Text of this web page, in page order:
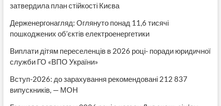
затвердила план стійкості Києва
Держенергонагляд: Оглянуто понад 11,6 тисячі
пошкоджених об’єктів електроенергетики
Виплати дітям переселенців в 2026 році- поради юридичної
служби ГО «ВПО України»
Вступ-2026: до зарахування рекомендовані 212 837
випускників, — МОН